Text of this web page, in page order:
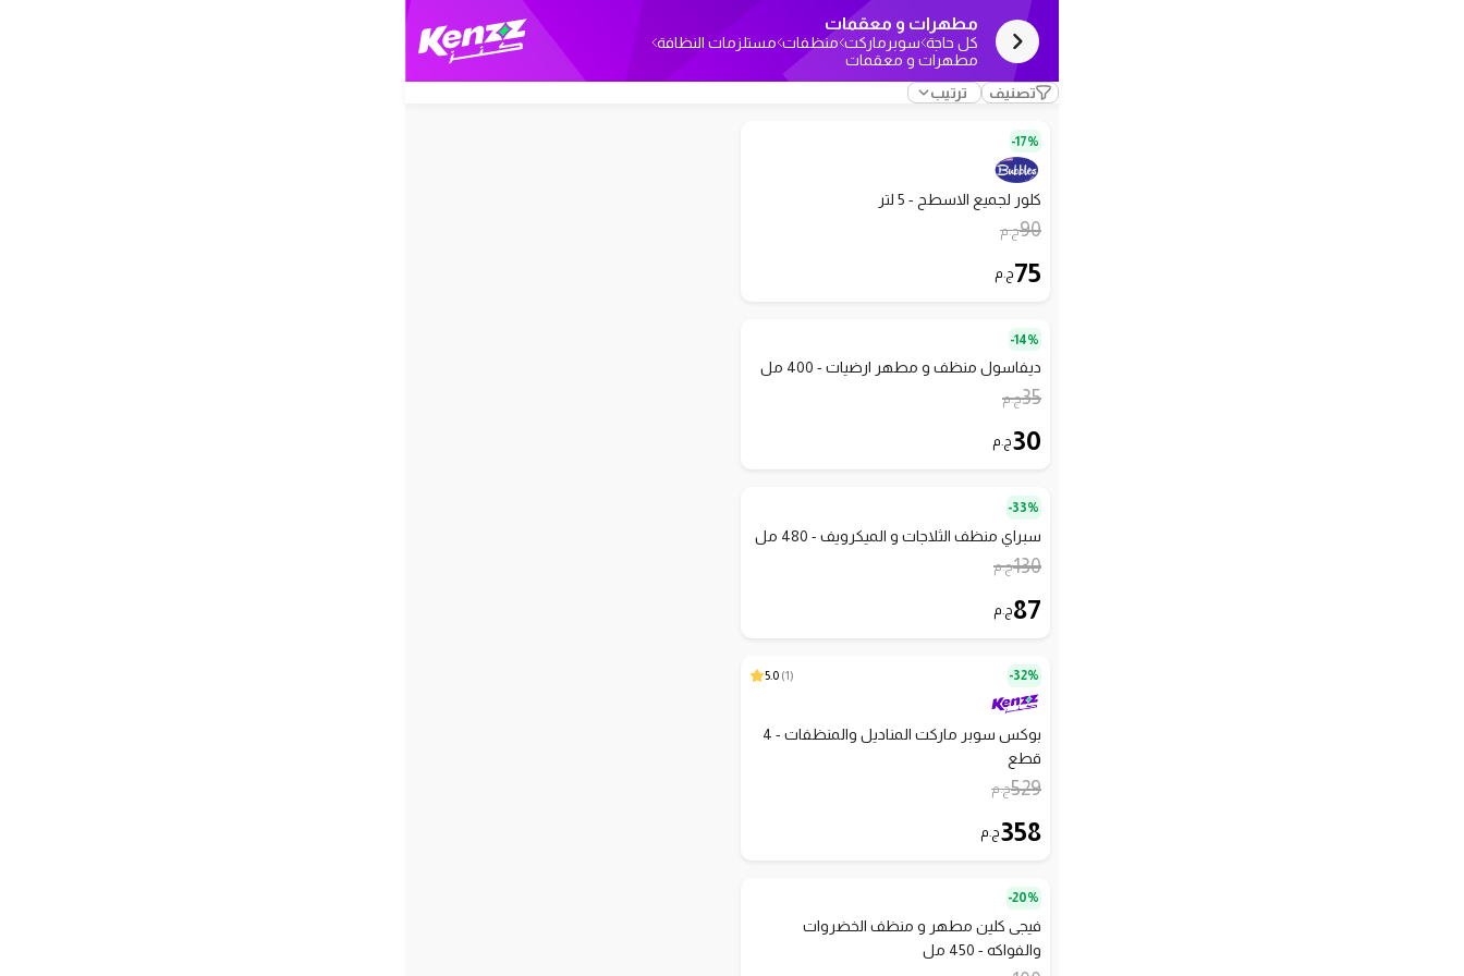
مطهرات و معقمات
كل حاجة سوبرماركت منظفات مستلزمات النظافة
مطهرات و معقمات
تصنيف
ترتيب
17%-
كلور لجميع الاسطح - 5 لتر
90ج.م
75ج.م
14%-
ديفاسول منظف و مطهر ارضيات - 400 مل
35ج.م
30ج.م
33%-
سبراي منظف الثلاجات و الميكرويف - 480 مل
130ج.م
87ج.م
32%-
(
1
)
5.0
بوكس سوبر ماركت المناديل والمنظفات - 4
قطع
529ج.م
358ج.م
20%-
فيجى كلين مطهر و منظف الخضروات
والفواكه - 450 مل